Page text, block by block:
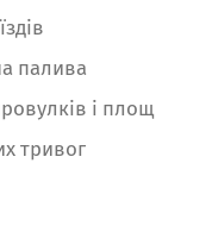
палива
і площ
тривог